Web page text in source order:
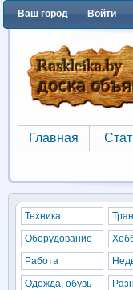
Ваш город Войти
Главная
Главная
Техника
Оборудование
Работа
Одежда, обувь